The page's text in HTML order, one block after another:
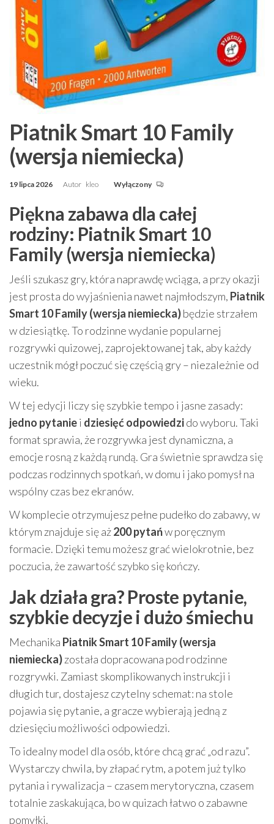
Piatnik Smart 10 Family
(wersja niemiecka)
19 lipca 2026 Autor kleo Wyłączony
Piękna zabawa dla całej
rodziny: Piatnik Smart 10
Family (wersja niemiecka)
Jeśli szukasz gry, która naprawdę wciąga, a przy okazji
jest prosta do wyjaśnienia nawet najmłodszym, Piatnik
Smart 10 Family (wersja niemiecka)będzie strzałem
w dziesiątkę. To rodzinne wydanie popularnej
rozgrywki quizowej, zaprojektowanej tak, aby każdy
uczestnik mógł poczuć się częścią gry – niezależnie od
wieku.
W tej edycji liczy się szybkie tempo i jasne zasady:
jedno pytaniei dziesięć odpowiedzido wyboru. Taki
format sprawia, że rozgrywka jest dynamiczna, a
emocje rosną z każdą rundą. Gra świetnie sprawdza się
podczas rodzinnych spotkań, w domu i jako pomysł na
wspólny czas bez ekranów.
W komplecie otrzymujesz pełne pudełko do zabawy, w
którym znajduje się aż200 pytańw poręcznym
formacie. Dzięki temu możesz grać wielokrotnie, bez
poczucia, że zawartość szybko się kończy.
Jak działa gra? Proste pytanie,
szybkie decyzje i dużo śmiechu
Mechanika Piatnik Smart 10 Family (wersja
niemiecka)została dopracowana pod rodzinne
rozgrywki. Zamiast skomplikowanych instrukcji i
długich tur, dostajesz czytelny schemat: na stole
pojawia się pytanie, a gracze wybierają jedną z
dziesięciu możliwości odpowiedzi.
To idealny model dla osób, które chcą grać „od razu”.
Wystarczy chwila, by złapać rytm, a potem już tylko
pytania i rywalizacja – czasem merytoryczna, czasem
totalnie zaskakująca, bo w quizach łatwo o zabawne
pomyłki.